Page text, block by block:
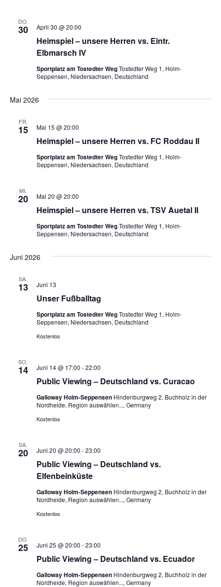
DO.
30
Heimspiel – unsere Herren vs. Eintr.
Elbmarsch IV
April 30 @ 20:00
Sportplatz am Tostedter WegTostedter Weg 1, Holm-
Seppensen, Niedersachsen, Deutschland
Mai 2026
FR.
15
Heimspiel – unsere Herren vs. FC Roddau II
Mai 15 @ 20:00
Sportplatz am Tostedter WegTostedter Weg 1, Holm-
Seppensen, Niedersachsen, Deutschland
MI.
20
Heimspiel – unsere Herren vs. TSV Auetal II
Mai 20 @ 20:00
Sportplatz am Tostedter WegTostedter Weg 1, Holm-
Seppensen, Niedersachsen, Deutschland
Juni 2026
SA.
13
Unser Fußballtag
Juni 13
Sportplatz am Tostedter WegTostedter Weg 1, Holm-
Seppensen, Niedersachsen, Deutschland
Kostenlos
SO.
14
Public Viewing – Deutschland vs. Curacao
Juni 14 @ 17:00 -22:00
Galloway Holm-Seppensen Hindenburgweg 2, Buchholz in der
Nordheide, Region auswählen..., Germany
Kostenlos
SA.
20
Public Viewing – Deutschland vs.
Elfenbeinküste
Juni 20 @ 20:00 -23:00
Galloway Holm-Seppensen Hindenburgweg 2, Buchholz in der
Nordheide, Region auswählen..., Germany
Kostenlos
DO.
25
Public Viewing – Deutschland vs. Ecuador
Juni 25 @ 20:00 -23:00
Galloway Holm-Seppensen Hindenburgweg 2, Buchholz in der
Nordheide, Region auswählen..., Germany